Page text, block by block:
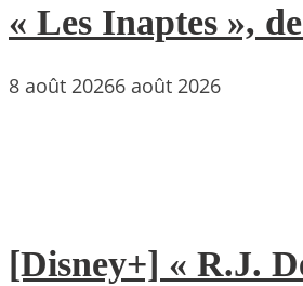
« Les Inaptes »,
8 août 20266 août 2026
[Disney+] « R.J.